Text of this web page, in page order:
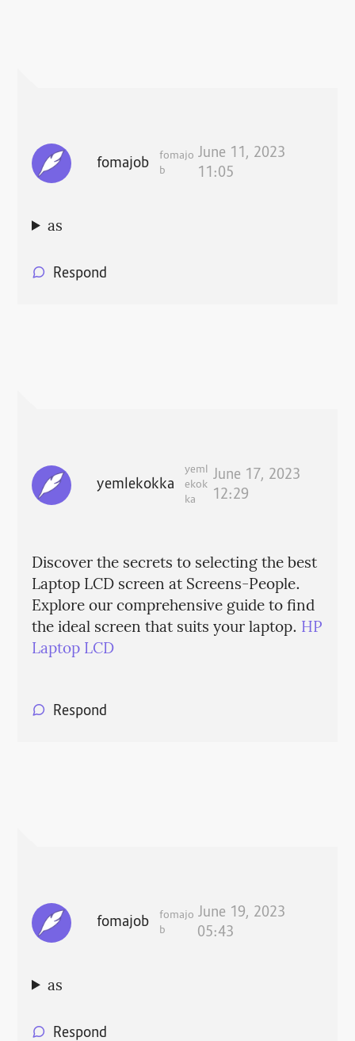
fomajob
fomajo
b
June 11, 2023
11:05
as
Respond
yemlekokka
yeml
ekok
ka
June 17, 2023
12:29
Discover the secrets to selecting the best
Laptop LCD screen at Screens-People.
Explore our comprehensive guide to find
the ideal screen that suits your laptop. HP
Laptop LCD
Respond
fomajob
fomajo
b
June 19, 2023
05:43
as
Respond